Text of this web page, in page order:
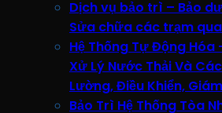
Dịch vụ bảo trì – Bảo
Sửa chữa các trạm
Hệ Thống Tự Động
Xử Lý Nước Thải Và
Lường, Điều Khiển,
Bảo Trì Hệ Thống Tòa